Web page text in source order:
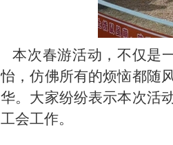
本次春游活动，不仅是
怡，仿佛所有的烦恼都随
华。 大家纷纷表示本次活
工会工作。